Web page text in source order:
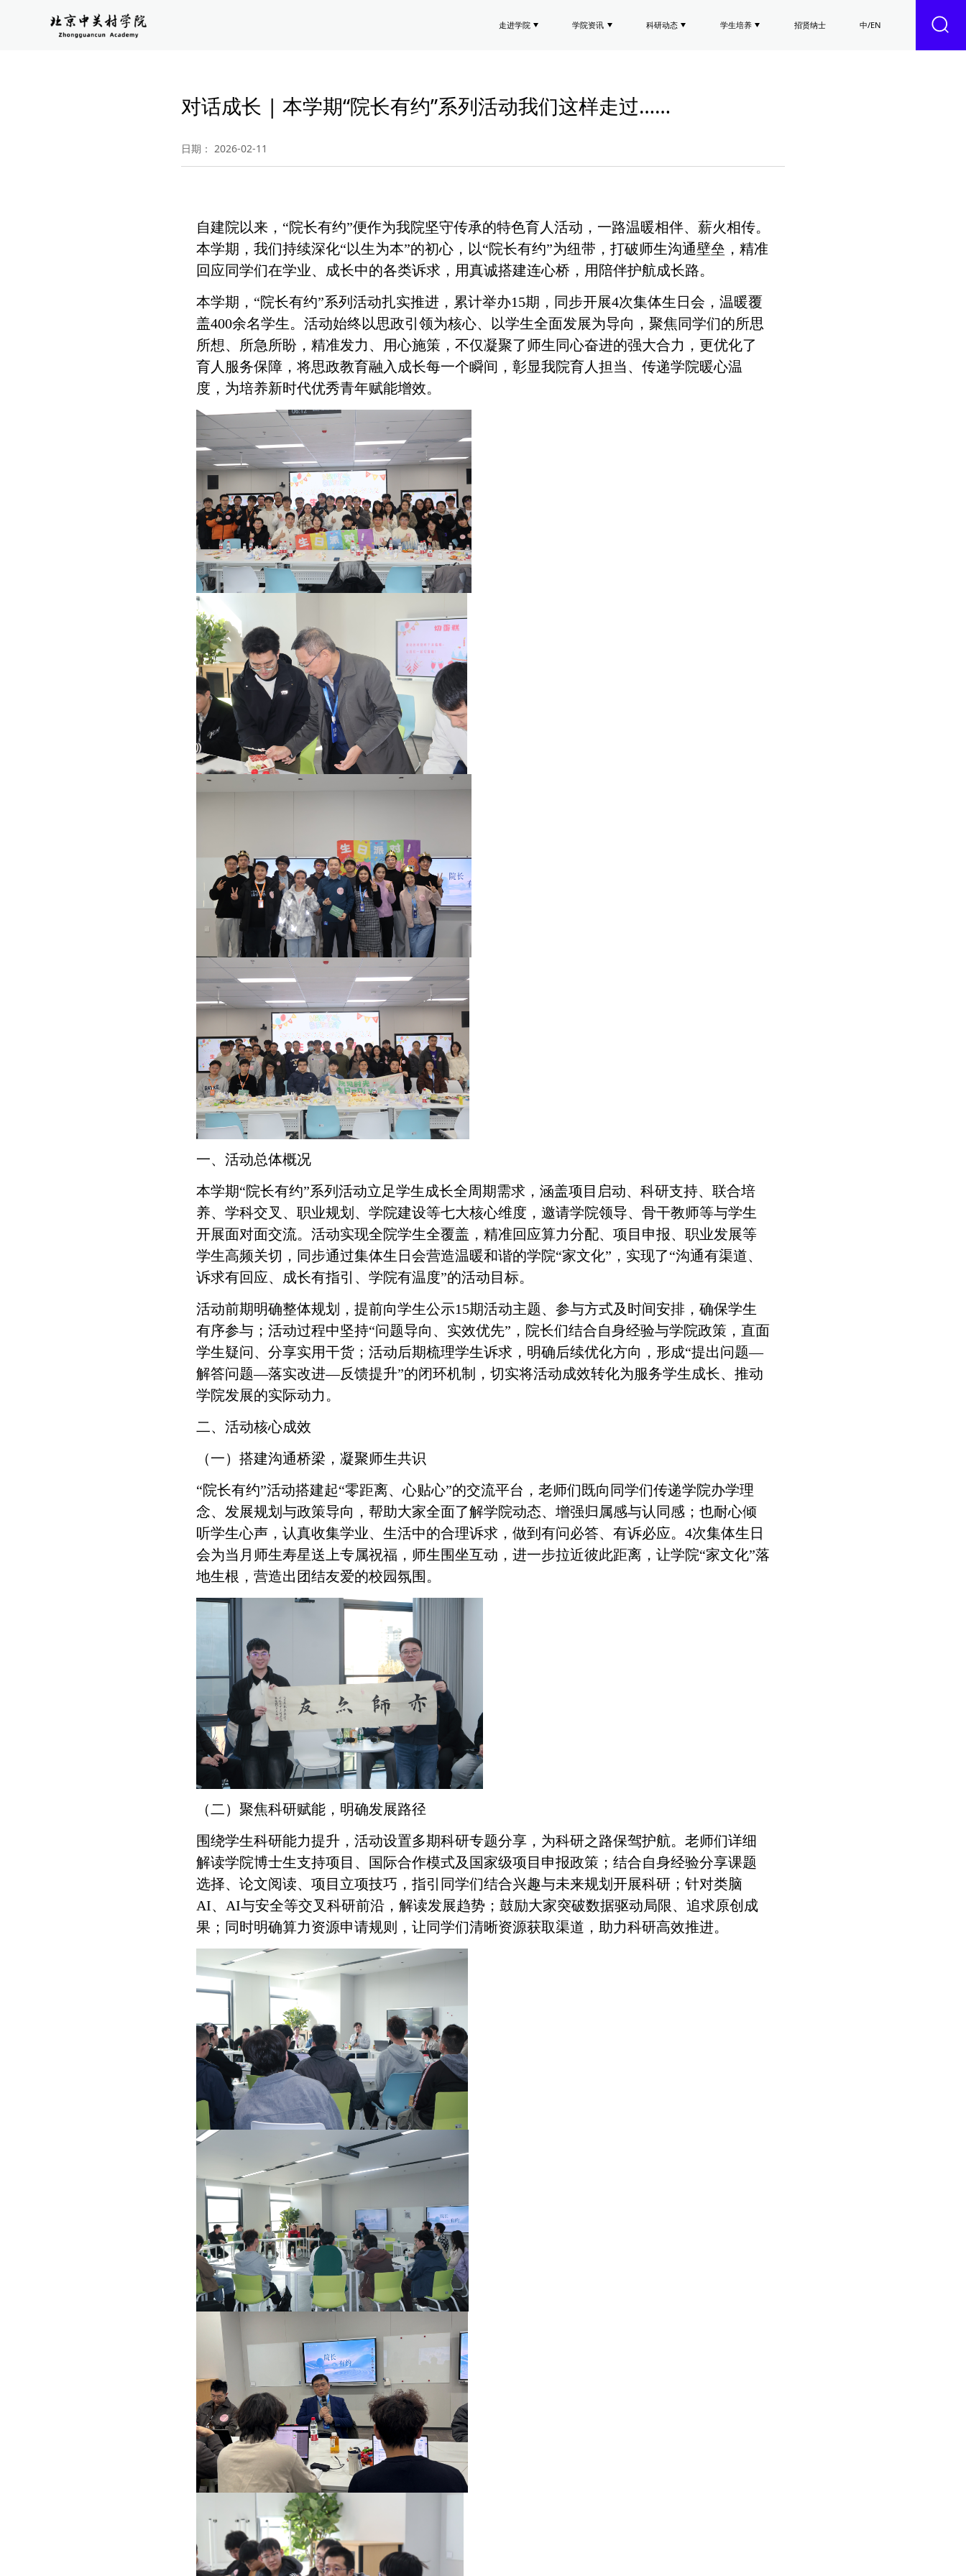
走进学院 学院资讯 科研动态 学生培养 招贤纳士 中/EN
对话成长 | 本学期“院长有约”系列活动我们这样走过……
日期： 2026-02-11
自建院以来，“院长有约”便作为我院坚守传承的特色育人活动，一路温暖相伴、薪火相传。
本学期，我们持续深化“以生为本”的初心，以“院长有约”为纽带，打破师生沟通壁垒，精准
回应同学们在学业、成长中的各类诉求，用真诚搭建连心桥，用陪伴护航成长路。
本学期，“院长有约”系列活动扎实推进，累计举办15期，同步开展4次集体生日会，温暖覆
盖400余名学生。活动始终以思政引领为核心、以学生全面发展为导向，聚焦同学们的所思
所想、所急所盼，精准发力、用心施策，不仅凝聚了师生同心奋进的强大合力，更优化了
育人服务保障，将思政教育融入成长每一个瞬间，彰显我院育人担当、传递学院暖心温
度，为培养新时代优秀青年赋能增效。
一、活动总体概况
本学期“院长有约”系列活动立足学生成长全周期需求，涵盖项目 启动、科研支持、联合培
养、学科交叉、职业规划、 学院建设等七大核心维度，邀请学院领导、骨干教师等与学生
开展面对面交流。活动实现全院学生全覆盖 ，精准回应算力分配、项目申报、职业发展等
学生高频关切，同步通过集体生日会营造温暖和谐的学院“家文化”，实现了“沟通有渠道、
诉求有回应、成长有指引、 学院有温度”的活动目标。
活动前期明确整体规划，提前向学生公示15期活动主题、参与方式及时间安排，确保学生
有序参与；活动过程中坚持“问题导向、实效优先”， 院长们结合自身经验与学院政策，直面
学生疑问、分享实用干货；活动后期梳理学生诉求，明确后续优化方向，形成“提出问题—
解答问题—落实改进—反馈提升”的闭环机制，切实将活动成效转化为服务学生成长、推动
学院发展的实际动力。
二、活动核心成效
（一）搭建沟通桥梁，凝聚师生共识
“院长有约”活动搭建起“零距离、心贴心”的交流平台， 老师们既向同学们传递学院办学理
念、发展规划与政策导向，帮助大家全面了解学院动态、增强归属感与认同感；也耐心倾
听学生心声，认真收集学业、生活中的合理诉求，做到有问必答、有诉必应。4次集体生日
会为当月 师生寿星送上专属祝福，师生围坐互动，进一步拉近彼此距离，让学院“家文化”落
地生根，营造出团结友爱的校园氛围。
（二）聚焦科研赋能，明确发展路径
围绕学生科研能力提升，活动设置多期科研专题分享，为科研之路保驾护航。 老师们详细
解读学院博士生支持项目、国际合作模式及国家级项目申报政策 ； 结合自身经验分享课题
选择、论文阅读、项目立项技巧，指引同学们结合兴趣与未来规划开展科研；针对类脑
AI、AI与安全等交叉科研前沿，解读发展趋势 ； 鼓励大家突破数据驱动局限、追求原创成
果；同时明确算力资源申请规则，让同学们清晰资源获取渠道，助力科研高效推进。